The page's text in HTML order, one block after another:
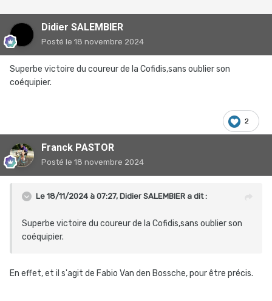
Didier SALEMBIER
Posté le 18 novembre 2024
Superbe victoire du coureur de la Cofidis,sans oublier son
coéquipier.
2
Franck PASTOR
Posté le 18 novembre 2024
Le 18/11/2024 à 07:27, Didier SALEMBIER a dit :
Superbe victoire du coureur de la Cofidis,sans oublier son
coéquipier.
En effet, et il s'agit de Fabio Van den Bossche, pour être précis.